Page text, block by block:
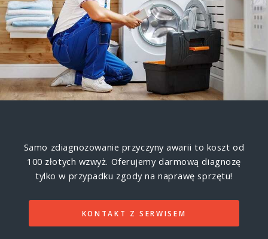
Samo zdiagnozowanie przyczyny awarii to koszt od
100 złotych wzwyż. Oferujemy darmową diagnozę
tylko w przypadku zgody na naprawę sprzętu!
KONTAKT Z SERWISEM